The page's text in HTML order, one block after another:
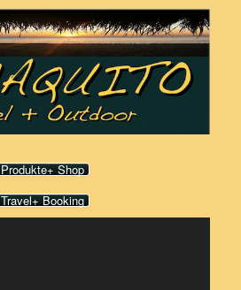
Produkte+ Shop
Travel+ Booking